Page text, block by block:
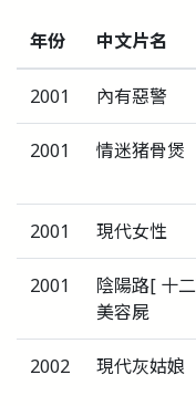
年份 中文片名
2001 內有惡警
2001 情迷猪骨煲
2001 現代女性
2001
陰陽路[ 十
美容屍
2002 現代灰姑娘